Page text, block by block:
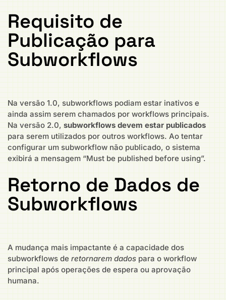
Requisito de
Publicação para
Subworkflows
Na versão 1.0, subworkflows podiam estar inativos e
ainda assim serem chamados por workflows principais.
Na versão 2.0, subworkflows devem estar publicados
para serem utilizados por outros workflows. Ao tentar
configurar um subworkflow não publicado, o sistema
exibirá a mensagem “Must be published before using”.
Retorno de Dados de
Subworkflows
A mudança mais impactante é a capacidade dos
subworkflows de retornarem dados para o workflow
principal após operações de espera ou aprovação
humana.